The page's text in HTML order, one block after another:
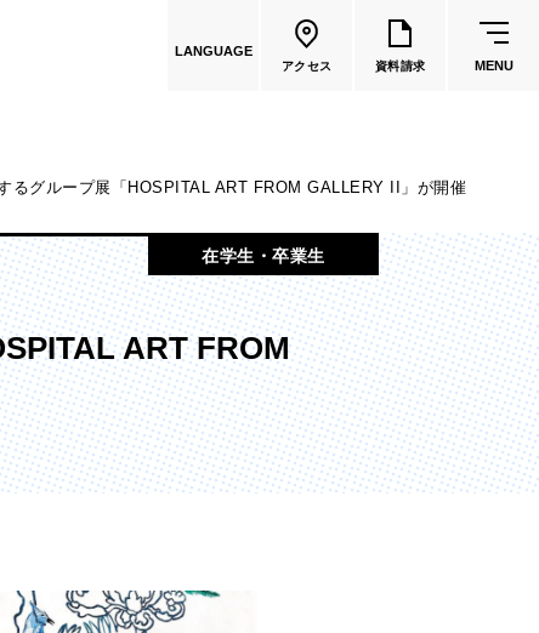
LANGUAGE
アクセス 資料請求 MENU
共通教育
教員一覧
国際文化学部
（2026年度募集停止）
カートゥーンコース
るグループ展「HOSPITAL ART FROM GALLERY II」が開催
在学生・卒業生
ART FROM